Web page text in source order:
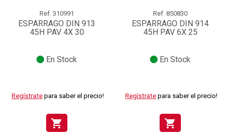
Ref. 310991
ESPARRAGO DIN 913
45H PAV 4X 30
En Stock
Regístrate para saber el precio!
shopping_cart
Ref. 850830
ESPARRAGO DIN 914
45H PAV 6X 25
En Stock
Regístrate para saber el precio!
shopping_cart